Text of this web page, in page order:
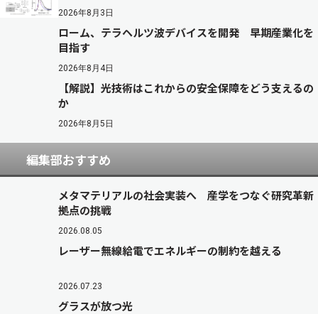
2026年8月3日
ローム、テラヘルツ波デバイスを開発 早期産業化を
目指す
2026年8月4日
【解説】光技術はこれからの安全保障をどう支えるの
か
2026年8月5日
編集部おすすめ
メタマテリアルの社会実装へ 産学をつなぐ研究革新
拠点の挑戦
2026.08.05
レーザー無線給電でエネルギーの制約を越える
2026.07.23
グラスが放つ光